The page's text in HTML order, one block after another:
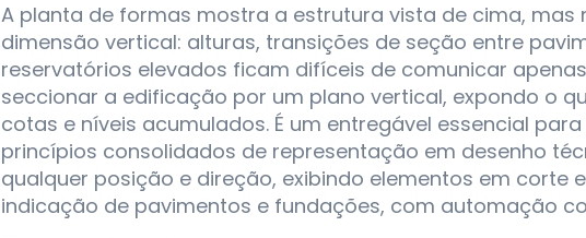
A planta de formas mostra a estrutura vista de cima,
dimensão vertical: alturas, transições de seção entre
reservatórios elevados ficam difíceis de comunicar
seccionar a edificação por um plano vertical, expondo o
cotas e níveis acumulados. É um entregável essencial
princípios consolidados de representação em desenho
qualquer posição e direção, exibindo elementos em corte
indicação de pavimentos e fundações, com automação